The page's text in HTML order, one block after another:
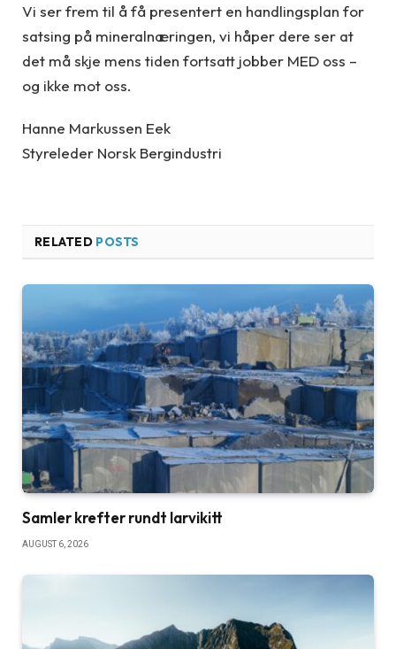
Vi ser frem til å få presentert en handlingsplan for
satsing på mineralnæringen, vi håper dere ser at
det må skje mens tiden fortsatt jobber MED oss –
og ikke mot oss.
Hanne Markussen Eek
Styreleder Norsk Bergindustri
RELATED POSTS
Samler krefter rundt larvikitt
AUGUST 6, 2026